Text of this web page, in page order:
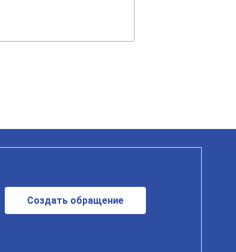
Создать обращение